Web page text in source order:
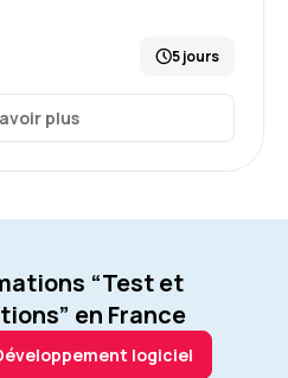
5 jours
plus
“Test et
en France
logiciel